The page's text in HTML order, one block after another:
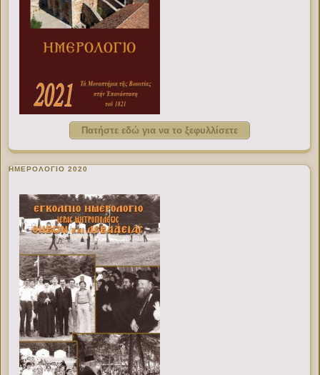
Πατήστε εδώ για να το ξεφυλλίσετε
ΗΜΕΡΟΛΟΓΙΟ 2020